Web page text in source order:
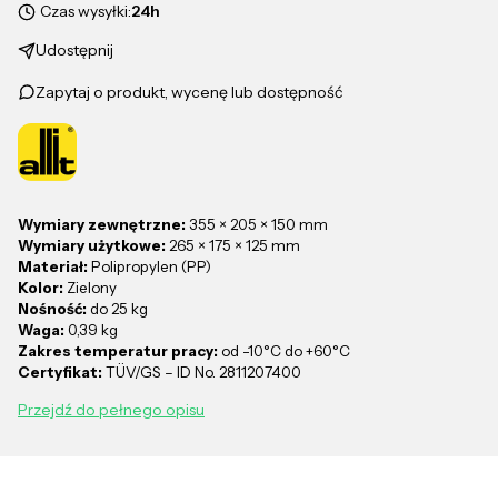
Czas wysyłki:24h
Udostępnij
Zapytaj o produkt, wycenę lub dostępność
Wymiary zewnętrzne: 355 × 205 × 150 mm
Wymiary użytkowe: 265 × 175 × 125 mm
Materiał: Polipropylen (PP)
Kolor: Zielony
Nośność: do 25 kg
Waga: 0,39 kg
Zakres temperatur pracy: od -10°C do +60°C
Certyfikat: TÜV/GS – ID No. 2811207400
Przejdź do pełnego opisu